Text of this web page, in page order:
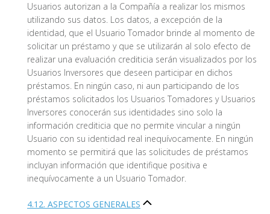
Usuarios autorizan a la Compañía a realizar los mismos
utilizando sus datos. Los datos, a excepción de la
identidad, que el Usuario Tomador brinde al momento de
solicitar un préstamo y que se utilizarán al solo efecto de
realizar una evaluación crediticia serán visualizados por los
Usuarios Inversores que deseen participar en dichos
préstamos. En ningún caso, ni aun participando de los
préstamos solicitados los Usuarios Tomadores y Usuarios
Inversores conocerán sus identidades sino solo la
información crediticia que no permite vincular a ningún
Usuario con su identidad real inequívocamente. En ningún
momento se permitirá que las solicitudes de préstamos
incluyan información que identifique positiva e
inequívocamente a un Usuario Tomador.
4.12. ASPECTOS GENERALES